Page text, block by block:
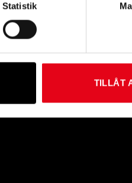
Statistik
TILLÅT